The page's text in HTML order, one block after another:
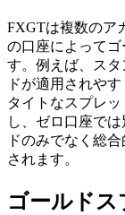
FXGTは複数のア
の口座によって
す。例えば、ス
ドが適用されや
タイトなスプレ
し、ゼロ口座で
ドのみでなく総
されます。
ゴールドス